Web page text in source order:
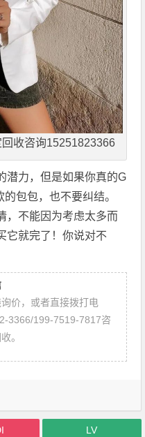
收咨询15251823366
潜力，但是如果你真的G
包包，也不要纠结。
，不能因为考虑太多而
它就完了！你说对不
价，或者直接拨打电
3366/199-7519-7817咨
。
LV